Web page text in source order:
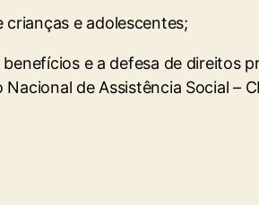
e adolescentes;
e a defesa de direitos
de Assistência Social –